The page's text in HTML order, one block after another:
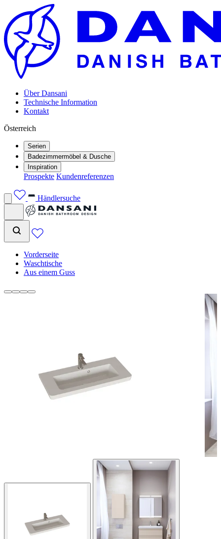
Über Dansani
Technische Information
Kontakt
Österreich
Serien
Badezimmermöbel & Dusche
Inspiration
Prospekte Kundenreferenzen
Händlersuche
Vorderseite
Waschtische
Aus einem Guss